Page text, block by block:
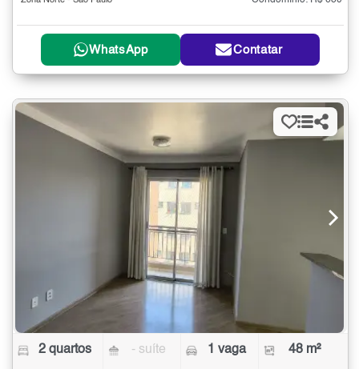
WhatsApp Contatar
2 quartos - suíte 1 vaga 48 m²